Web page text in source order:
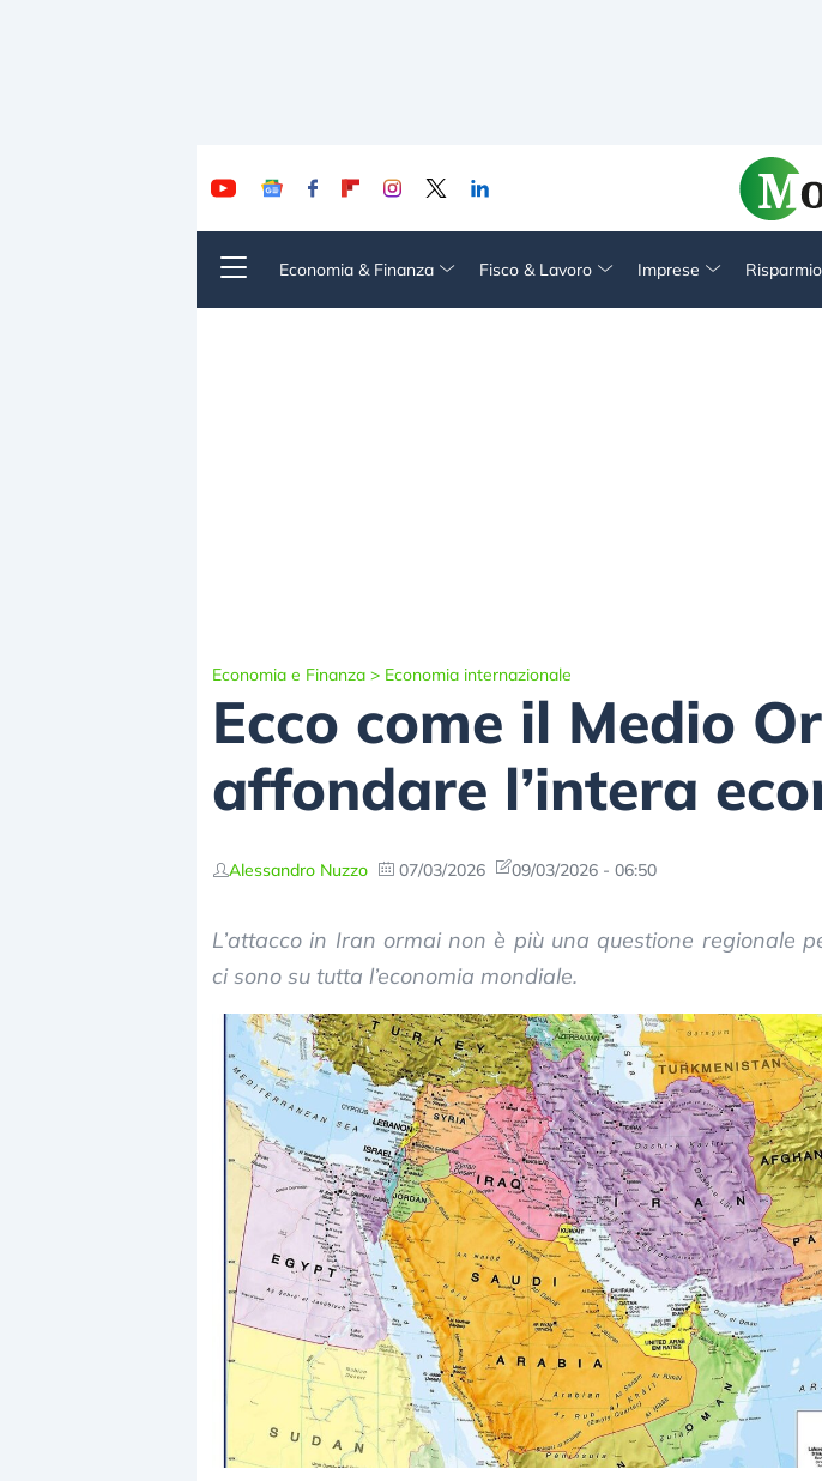
Economia & Finanza Fisco & Lavoro Imprese Risparmio
Economia e Finanza > Economia internazionale
Ecco come il Medio
affondare l’intera
Alessandro Nuzzo 07/03/2026 09/03/2026 - 06:50
L’attacco in Iran ormai non è più una questione regionale
ci sono su tutta l’economia mondiale.
Dalle valutazioni estreme alla
correzione. Cosa sta guidando il
repricing degli asset?
«La mia vita
in preda al
della bolla AI